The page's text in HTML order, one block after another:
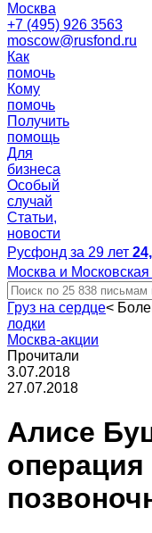
Москва
+7 (495) 926 3563
moscow@rusfond.ru
Как
помочь
Кому
помочь
Получить
помощь
Для
бизнеса
Особый
случай
Статьи,
новости
Русфонд за 29 лет
Москва и Московская
Груз на сердце<
лодки
Москва-акции
Прочитали
3.07.2018
27.07.2018
Алисе
операция